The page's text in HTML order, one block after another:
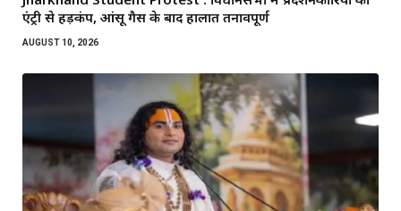
एंट्री से हड़कंप, आंसू गैस के बाद हालात तनावपूर्ण
AUGUST 10, 2026